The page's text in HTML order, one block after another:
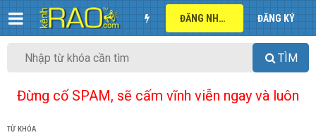
ĐĂNG NHẬP ĐĂNG KÝ
TÌM
Đừng cố SPAM, sẽ cấm vĩnh viễn ngay và luôn
TỪ KHÓA